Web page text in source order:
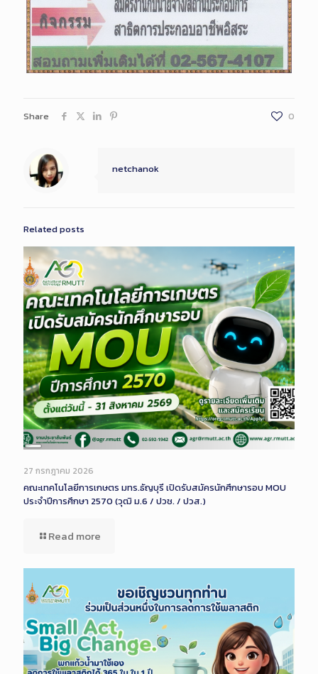
Share 0
netchanok
Related posts
Long
Description
27 กรกฎาคม 2026
คณะเทคโนโลยีการเกษตร มทร.ธัญบุรี เปิดรับสมัครนักศึกษารอบ MOU
ประจำปีการศึกษา 2570 (วุฒิ ม.6 / ปวช. / ปวส.)
Read more